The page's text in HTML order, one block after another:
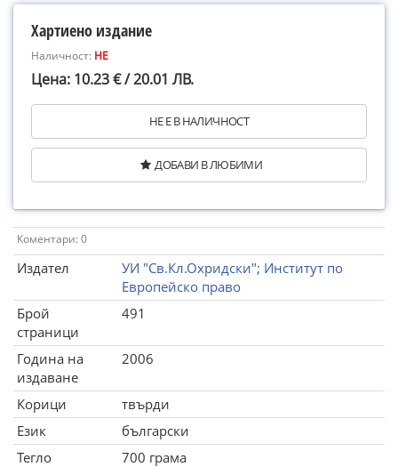
Хартиено издание
Наличност: НЕ
Цена: 10.23 € / 20.01 ЛВ.
НЕ Е В НАЛИЧНОСТ
ДОБАВИ В ЛЮБИМИ
Коментари: 0
Издател
УИ "Св.Кл.Охридски"; Институт по
Европейско право
Брой
страници
491
Година на
издаване
2006
Корици
твърди
Език
български
Тегло
700 грама